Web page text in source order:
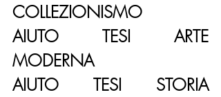
COLLEZIONISMO
AIUTO TESI ARTE
MODERNA
AIUTO TESI STORIA